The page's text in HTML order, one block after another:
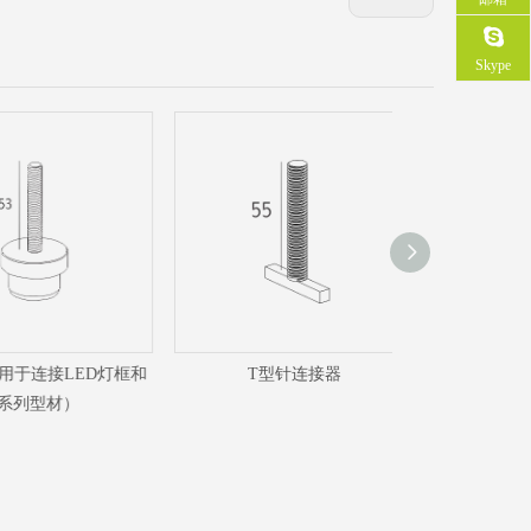
接LED灯框和
材）
T型针连接器
Skype